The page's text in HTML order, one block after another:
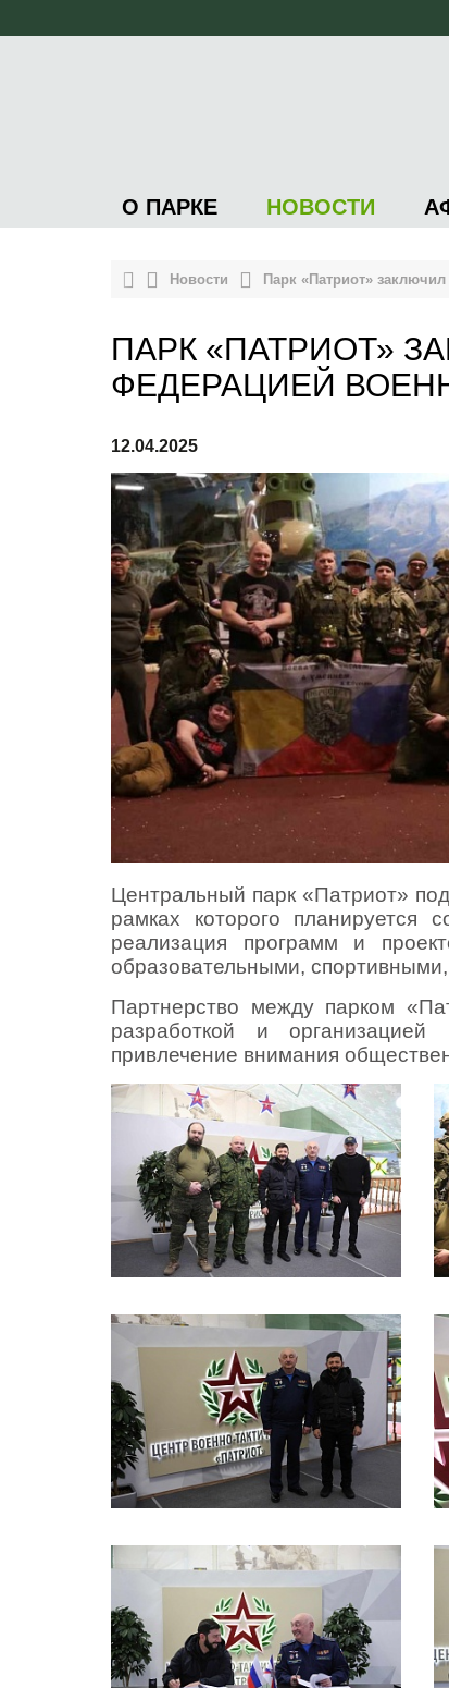
О ПАРКЕ НОВОСТИ
Новости Парк «Патриот»
ПАРК «ПАТРИОТ»
ФЕДЕРАЦИЕЙ
12.04.2025
Центральный парк «Патриот»
рамках которого планируется
реализация программ и
образовательными,
Партнерство между парком
разработкой и
привлечение внимания